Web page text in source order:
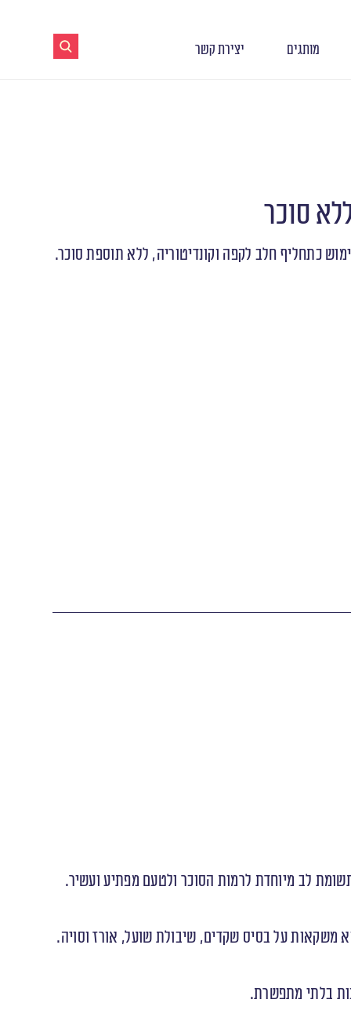
מותגים יצירת קשר
סוכר
כתחליף חלב לקפה וקונדיטוריה, ללא תוספת סוכר.
לב מיוחדת לרמות הסוכר ולטעם מפתיע ועשיר.
משקאות על בסיס שקדים, שיבולת שועל, אורז וסויה.
בלתי מתפשרת.